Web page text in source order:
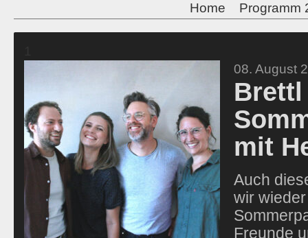
Programm
Home
08. August
Brettl
mit
Auch
wir
Freunde